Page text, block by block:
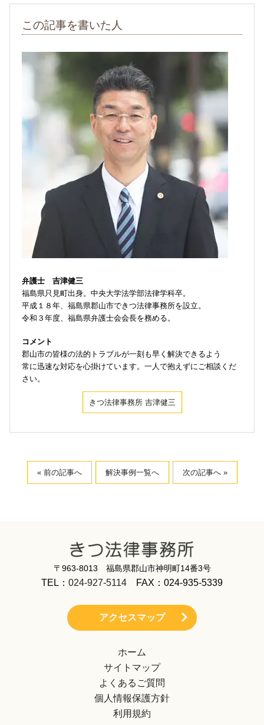
この記事を書いた人
弁護士 吉津健三
福島県只見町出身。中央大学法学部法律学科卒。
平成１８年、福島県郡山市できつ法律事務所を設立。
令和３年度、福島県弁護士会会長を務める。
コメント
郡山市の皆様の法的トラブルが一刻も早く解決できるよう
常に迅速な対応を心掛けています。一人で抱えずにご相談くだ
さい。
きつ法律事務所 吉津健三
« 前の記事へ 解決事例一覧へ 次の記事へ »
〒963-8013 福島県郡山市神明町14番3号
TEL： 024-927-5114 FAX：024-935-5339
アクセスマップ
ホーム
サイトマップ
よくあるご質問
個人情報保護方針
利用規約